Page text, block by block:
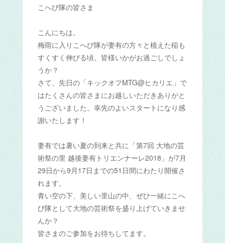
こへび隊の皆さま
こんにちは。
梅雨に入りこへび隊が妻有の方々と植えた稲も
すくすく伸びる頃。皆様いかがお過ごしでしょ
うか？
さて、先日の「キックオフMTG@ヒカリエ」で
はたくさんの皆さまにお越しいただきありがと
うございました。幸先のよいスタートになり感
謝いたします！
妻有では暑い夏の到来と共に「第7回 大地の芸
術祭の里 越後妻有トリエンナーレ2018」が7月
29日から9月17日までの51 日間にわたり開催さ
れます。
青い空の下、美しい里山の中、ぜひ一緒にこへ
び隊として大地の芸術祭を盛り上げていきませ
んか？
皆さまのご参加をお待ちしてます。